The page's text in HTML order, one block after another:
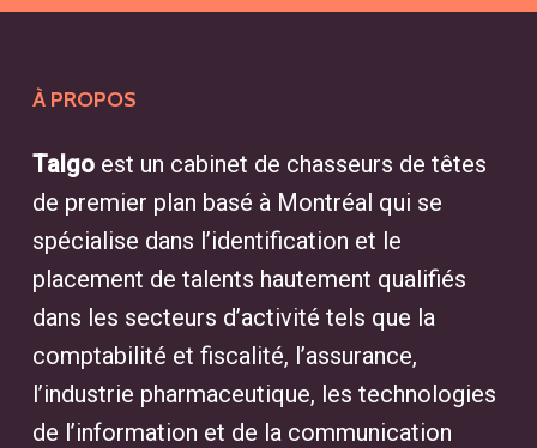
Un chasseur de têtes est un expert
en recrutement qui aide les
entreprises à identifier les
meilleurs candidats pour des
postes spécialisés ou de cadres
supérieurs. Grâce à un large réseau,
il trouve les talents disponibles
adaptés à vos besoins, facilitant
ainsi le processus d’embauche.
À PROPOS
Talgoest un cabinet de chasseurs de têtes
de premier plan basé à Montréal qui se
spécialise dans l’identification et le
placement de talents hautement qualifiés
dans les secteurs d’activité tels que la
comptabilité et fiscalité, l’assurance,
l’industrie pharmaceutique, les technologies
de l’information et de la communication